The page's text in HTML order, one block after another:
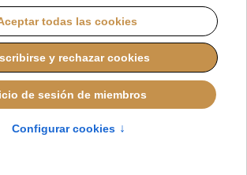
Matteo Bruni
la Medalla de la Libertad el 3 de
un viaje del Papa León XIV a
2026